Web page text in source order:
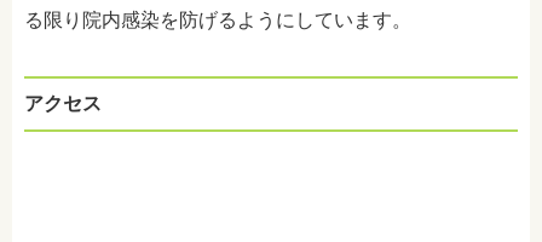
る限り院内感染を防げるようにしています。
アクセス